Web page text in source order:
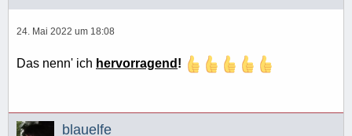
24. Mai 2022 um 18:08
Das nenn' ich hervorragend !
blauelfe